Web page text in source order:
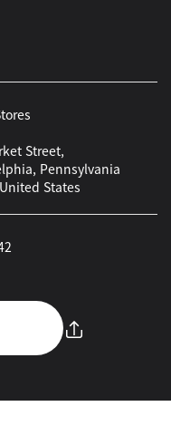
Street,
Pennsylvania
States